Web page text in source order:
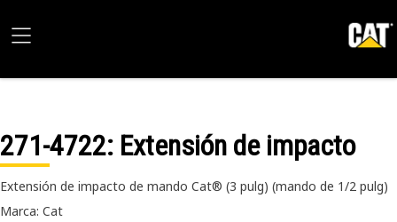
271-4722: Extensión de impacto
Extensión de impacto de mando Cat® (3 pulg) (mando de 1/2 pulg)
Marca: Cat